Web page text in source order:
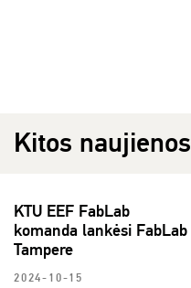
Kitos naujienos
KTU EEF FabLab
komanda lankėsi FabLab
Tampere
2024-10-15